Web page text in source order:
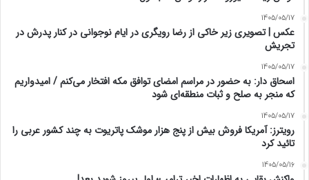
1405/05/17
عکس | تصویری زیر خاکی از رضا رویگری در ایام نوجوانی در کنار پدرش در
تجریش
1405/05/17
اسحاق‌ دار: به حضور در مراسم امضای توافق مکه افتخار می‌کنم / امیدواریم
که منجر به صلح و ثبات منطقه‌ای شود
1405/05/17
رویترز: آمریکا فروش بیش از پنج هزار موشک پاتریوت به چند کشور عربی را
تائید کرد
1405/05/16